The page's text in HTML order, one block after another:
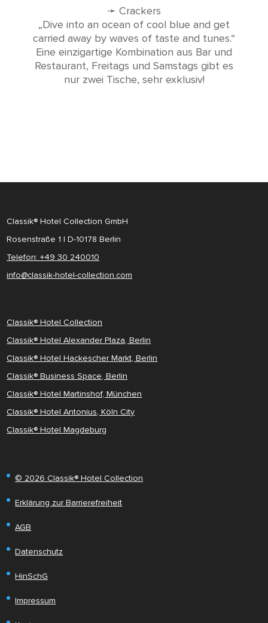
➛ Crackers
„Dive into an ocean of cool blue and get
carried away by waves of taste and tunes.“
Eine einzigartige Kombination aus Bar und
Restaurant, Freitags und Samstags gibt es
nur zwei Tische, sehr exklusiv!
Classik® Hotel Collection GmbH
Rosenstraße 1 | D-10178 Berlin
Telefon: +49 30 240010
info@classik-hotel-collection.com
Classik® Hotel Collection
Classik® Hotel Alexander Plaza, Berlin
Classik® Hotel Hackescher Markt, Berlin
Classik® Business Space, Berlin
Classik® Hotel Martinshof, München
Classik® Hotel Antonius, Köln City
Classik® Hotel Magdeburg
© 2026 Classik® Hotel Collection
Erklärung zur Barrierefreiheit
AGB
Datenschutz
HinSchG
Impressum